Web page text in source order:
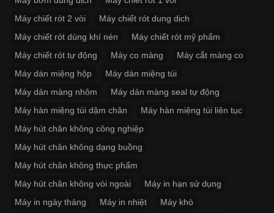
Máy chiết rót 2 vòi
Máy chiết rót dung dịch
Máy chiết rót dùng khí nén
Máy chiết rót mỹ phẩm
Máy chiết rót tự động
Máy co màng
Máy cắt màng co
Máy dán miệng hộp
Máy dán miệng túi
Máy dán màng nhôm
Máy dán màng seal tự động
Máy hàn miệng túi dậm chân
Máy hàn miệng túi liên tục
Máy hút chân không công nghiệp
Máy hút chân không dạng buồng
Máy hút chân không thực phẩm
Máy hút chân không vòi ngoài
Máy in hạn sử dụng
Máy in ngày tháng
Máy in nhiệt Máy khò